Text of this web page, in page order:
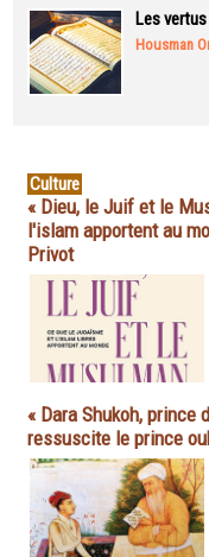
Les
Housman
Culture
« Dieu, le Juif et le
l'islam apportent au
Privot
« Dara Shukoh, prince
ressuscite le prince